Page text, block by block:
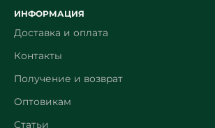
ИНФОРМАЦИЯ
Доставка и оплата
Контакты
Получение и возврат
Оптовикам
Статьи